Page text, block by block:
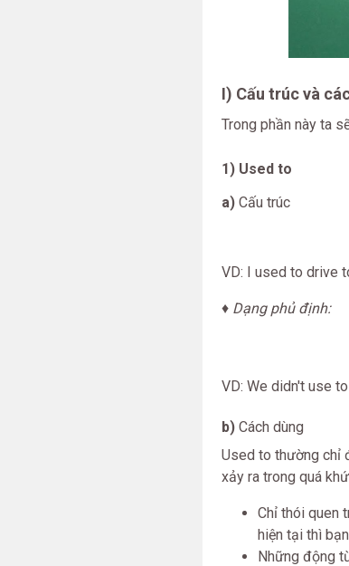
I) Cấu trúc và
Trong phần này ta
1) Used to
a) Cấu trúc
VD: I used to drive
♦ Dạng phủ định:
VD: We didn't use
b) Cách dùng
Used to thường chỉ
xảy ra trong quá
Chỉ thói quen
hiện tại thì
Những động